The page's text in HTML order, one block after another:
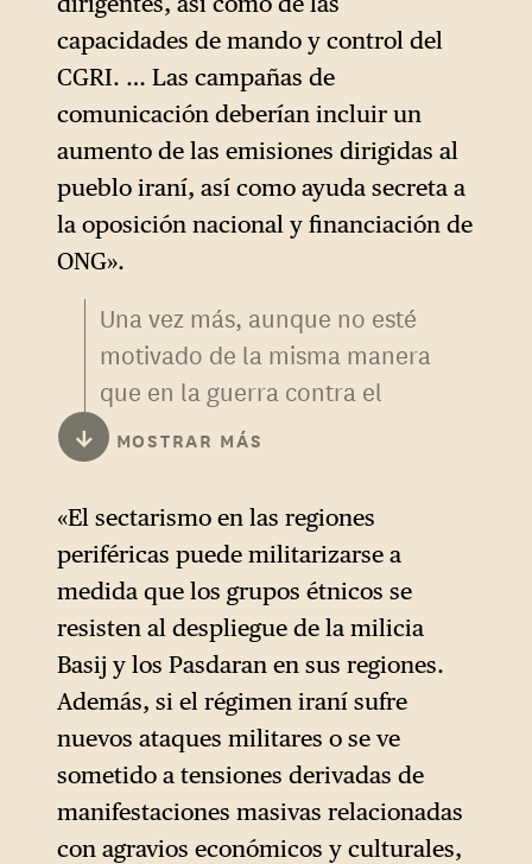
suficiente para derrocarlo. Al
igual que en las operaciones
encubiertas de la CIA, Estados
Unidos e Israel deberían
utilizar todas las palancas de
la desinformación para crear
divisiones entre las facciones
provocar su desintegración.
capacidades de mando y control del
CGRI. … Las campañas de
comunicación deberían incluir un
aumento de las emisiones dirigidas al
pueblo iraní, así como ayuda secreta a
la oposición nacional y financiación de
ONG».
Una vez más, aunque no esté
motivado de la misma manera
que en la guerra contra el
terrorismo, el
intervencionismo de Seener
se inscribe en la tradición
neoconservadora al apoyarse
en medios clave como la
televisión, las ONG y la ayuda
secreta. Sorprendentemente,
el informe no recomienda la
puesta en marcha de una
estrategia más integrada y
agresiva en línea.
↓ MOSTRAR MÁS
«El sectarismo en las regiones
periféricas puede militarizarse a
medida que los grupos étnicos se
resisten al despliegue de la milicia
Basij y los Pasdaran en sus regiones.
Además, si el régimen iraní sufre
nuevos ataques militares o se ve
sometido a tensiones derivadas de
manifestaciones masivas relacionadas
con agravios económicos y culturales,